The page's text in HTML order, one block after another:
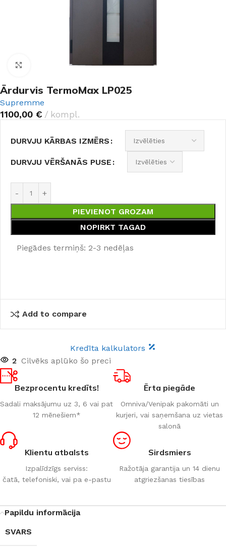
Noklikšķiniet, lai palielinātu
Ārdurvis TermoMax LP025
Supremme
1100,00 € kompl.
DURVJU KĀRBAS IZMĒRS
DURVJU VĒRŠANĀS PUSE
PIEVIENOT GROZAM
NOPIRKT TAGAD
Piegādes termiņš: 2-3 nedēļas
Add to compare
Kredīta kalkulators
2 Cilvēks aplūko šo preci
Bezprocentu kredīts!
Sadali maksājumu uz 3, 6 vai pat
12 mēnešiem*
Ērta piegāde
Omniva/Venipak pakomāti un
kurjeri, vai saņemšana uz vietas
salonā
Klientu atbalsts
Izpalīdzīgs serviss:
čatā, telefoniski, vai pa e-pastu
Sirdsmiers
Ražotāja garantija un 14 dienu
atgriezšanas tiesības
Papildu informācija
SVARS